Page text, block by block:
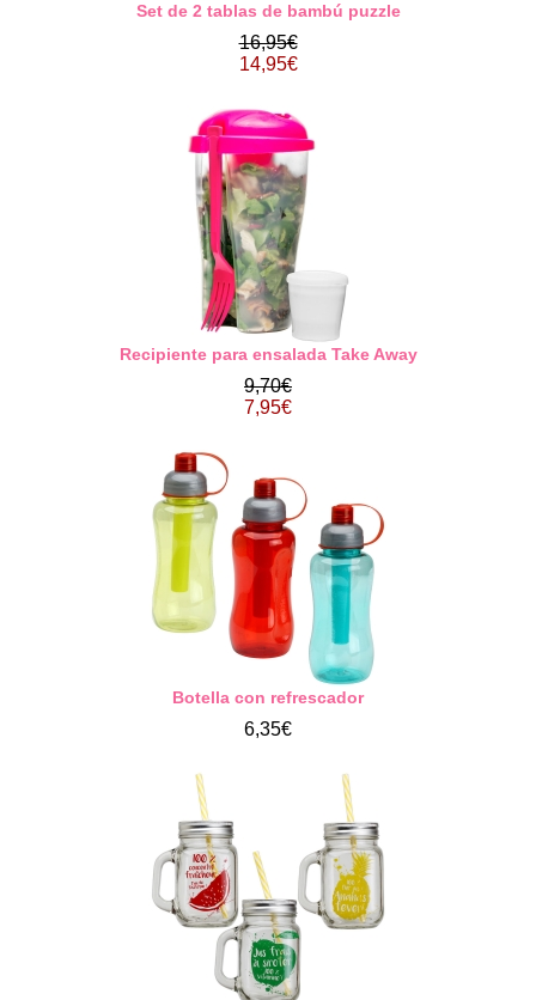
Set de 2 tablas de bambú puzzle
16,95€
14,95€
Recipiente para ensalada Take Away
9,70€
7,95€
Botella con refrescador
6,35€